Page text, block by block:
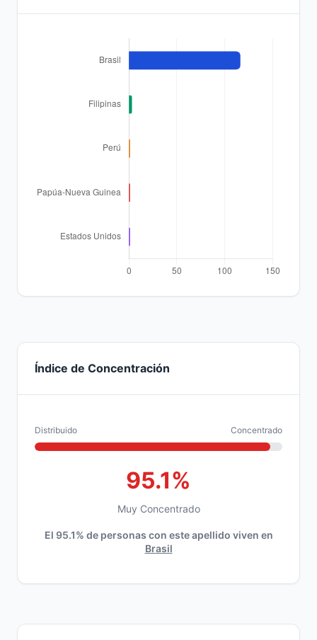
Índice de Concentración
Distribuido Concentrado
95.1%
Muy Concentrado
El 95.1% de personas con este apellido viven en
Brasil